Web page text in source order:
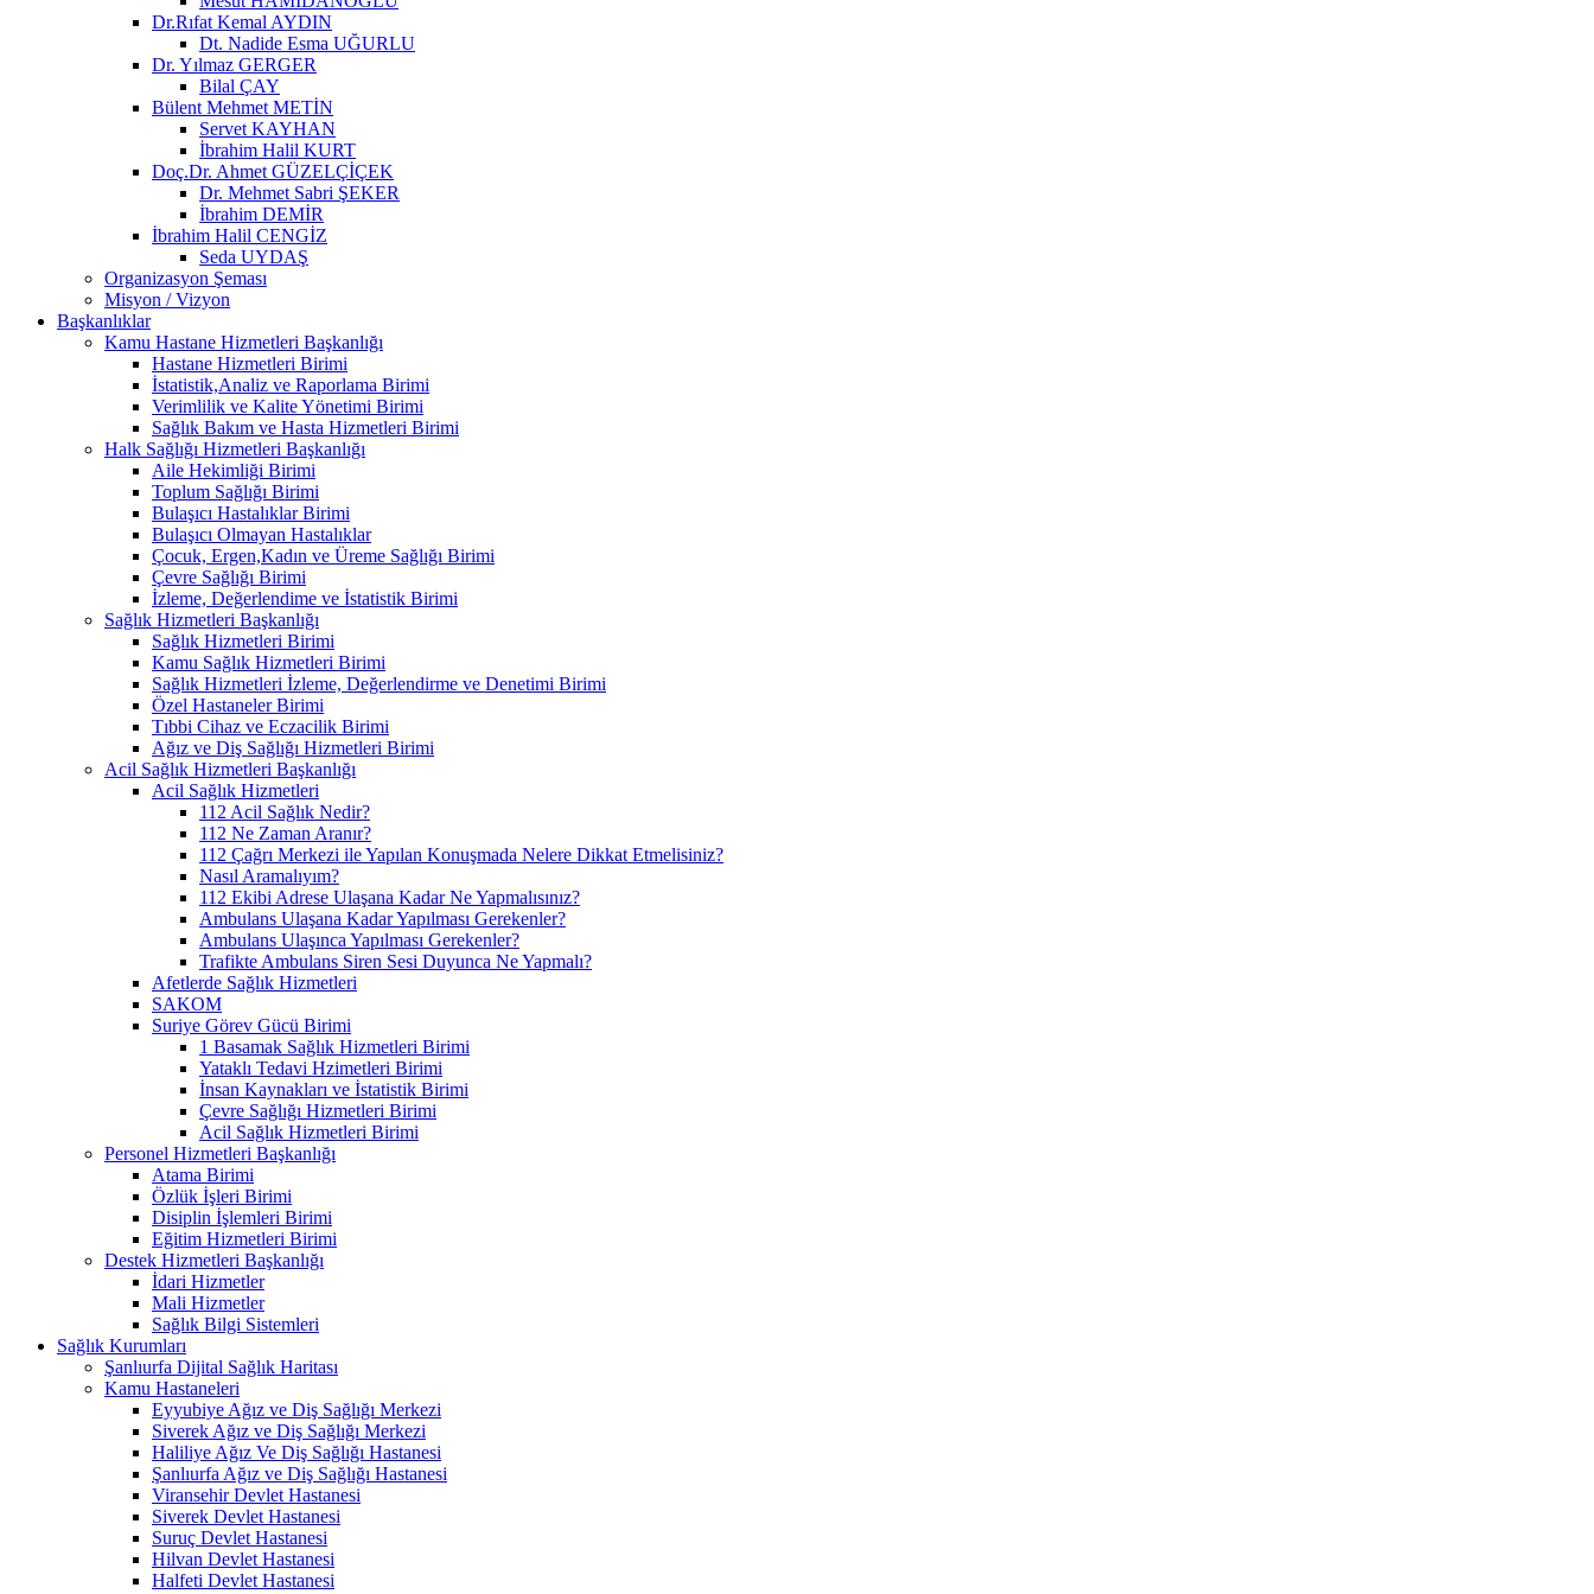
Dr.Rıfat Kemal AYDIN
Dt. Nadide Esma UĞURLU
Dr. Yılmaz GERGER
Bilal ÇAY
Bülent Mehmet METİN
Servet KAYHAN
İbrahim Halil KURT
Doç.Dr. Ahmet GÜZELÇİÇEK
Dr. Mehmet Sabri ŞEKER
İbrahim DEMİR
İbrahim Halil CENGİZ
Seda UYDAŞ
Organizasyon Şeması
Misyon / Vizyon
Başkanlıklar
Kamu Hastane Hizmetleri Başkanlığı
Hastane Hizmetleri Birimi
İstatistik,Analiz ve Raporlama Birimi
Verimlilik ve Kalite Yönetimi Birimi
Sağlık Bakım ve Hasta Hizmetleri Birimi
Halk Sağlığı Hizmetleri Başkanlığı
Aile Hekimliği Birimi
Toplum Sağlığı Birimi
Bulaşıcı Hastalıklar Birimi
Bulaşıcı Olmayan Hastalıklar
Çocuk, Ergen,Kadın ve Üreme Sağlığı Birimi
Çevre Sağlığı Birimi
İzleme, Değerlendime ve İstatistik Birimi
Sağlık Hizmetleri Başkanlığı
Sağlık Hizmetleri Birimi
Kamu Sağlık Hizmetleri Birimi
Sağlık Hizmetleri İzleme, Değerlendirme ve Denetimi Birimi
Özel Hastaneler Birimi
Tıbbi Cihaz ve Eczacilik Birimi
Ağız ve Diş Sağlığı Hizmetleri Birimi
Acil Sağlık Hizmetleri Başkanlığı
Acil Sağlık Hizmetleri
112 Acil Sağlık Nedir?
112 Ne Zaman Aranır?
112 Çağrı Merkezi ile Yapılan Konuşmada Nelere Dikkat Etmelisiniz?
Nasıl Aramalıyım?
112 Ekibi Adrese Ulaşana Kadar Ne Yapmalısınız?
Ambulans Ulaşana Kadar Yapılması Gerekenler?
Ambulans Ulaşınca Yapılması Gerekenler?
Trafikte Ambulans Siren Sesi Duyunca Ne Yapmalı?
Afetlerde Sağlık Hizmetleri
SAKOM
Suriye Görev Gücü Birimi
1 Basamak Sağlık Hizmetleri Birimi
Yataklı Tedavi Hzimetleri Birimi
İnsan Kaynakları ve İstatistik Birimi
Çevre Sağlığı Hizmetleri Birimi
Acil Sağlık Hizmetleri Birimi
Personel Hizmetleri Başkanlığı
Atama Birimi
Özlük İşleri Birimi
Disiplin İşlemleri Birimi
Eğitim Hizmetleri Birimi
Destek Hizmetleri Başkanlığı
İdari Hizmetler
Mali Hizmetler
Sağlık Bilgi Sistemleri
Sağlık Kurumları
Şanlıurfa Dijital Sağlık Haritası
Kamu Hastaneleri
Eyyubiye Ağız ve Diş Sağlığı Merkezi
Siverek Ağız ve Diş Sağlığı Merkezi
Haliliye Ağız Ve Diş Sağlığı Hastanesi
Şanlıurfa Ağız ve Diş Sağlığı Hastanesi
Viransehir Devlet Hastanesi
Siverek Devlet Hastanesi
Suruç Devlet Hastanesi
Hilvan Devlet Hastanesi
Halfeti Devlet Hastanesi